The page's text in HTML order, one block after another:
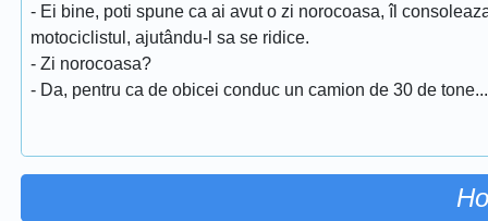
- Ei bine, poti spune ca ai avut o zi norocoasa, îl
motociclistul, ajutându-l sa se ridice.
- Zi norocoasa?
- Da, pentru ca de obicei conduc un camion de 30 de tone...